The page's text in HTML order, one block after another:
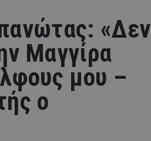
«Δεν
Μαγγίρα
μου –
ο